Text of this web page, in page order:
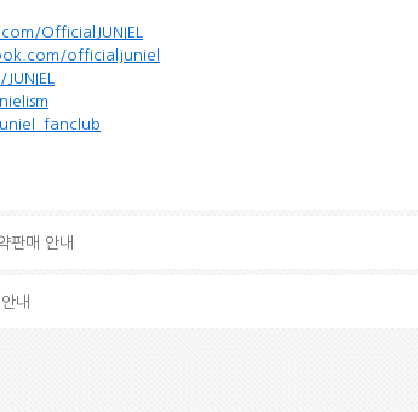
OfficialJUNIEL
officialjuniel
판매 안내
내